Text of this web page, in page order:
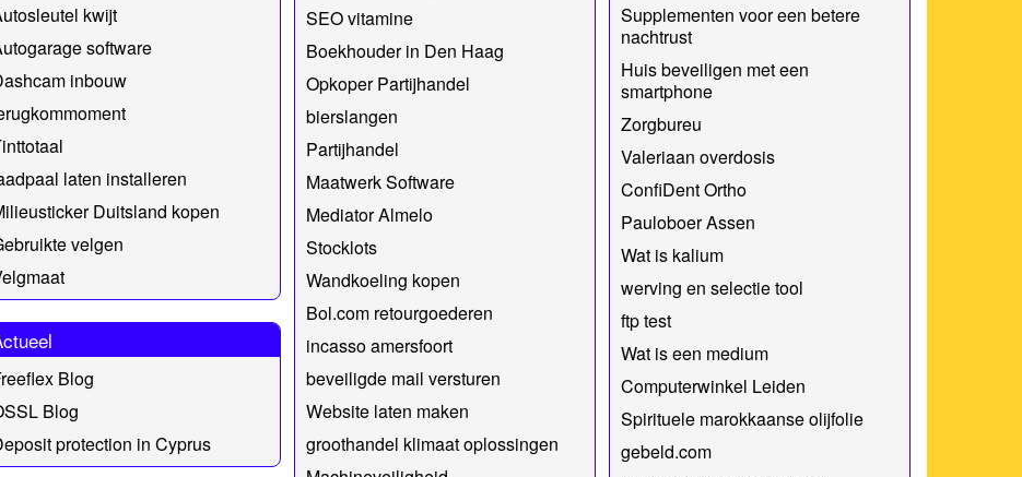
kwijt
software
inbouw
laten installeren
Duitsland kopen
velgen
Blog
Blog
protection in Cyprus
SEO vitamine
Boekhouder in Den Haag
Opkoper Partijhandel
bierslangen
Partijhandel
Maatwerk Software
Mediator Almelo
Stocklots
Wandkoeling kopen
Bol.com retourgoederen
incasso amersfoort
beveiligde mail versturen
Website laten maken
groothandel klimaat oplossingen
Supplementen voor een betere
nachtrust
Huis beveiligen met een
smartphone
Zorgbureu
Valeriaan overdosis
ConfiDent Ortho
Pauloboer Assen
Wat is kalium
werving en selectie tool
ftp test
Wat is een medium
Computerwinkel Leiden
Spirituele marokkaanse olijfolie
gebeld.com